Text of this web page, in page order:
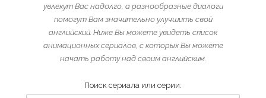
увлекут Вас надолго, а разнообразные диалоги
помогут Вам значительно улучшить свой
английский. Ниже Вы можете увидеть список
анимационных сериалов, с которых Вы можете
начать работу над своим английским.
Поиск сериала или серии: